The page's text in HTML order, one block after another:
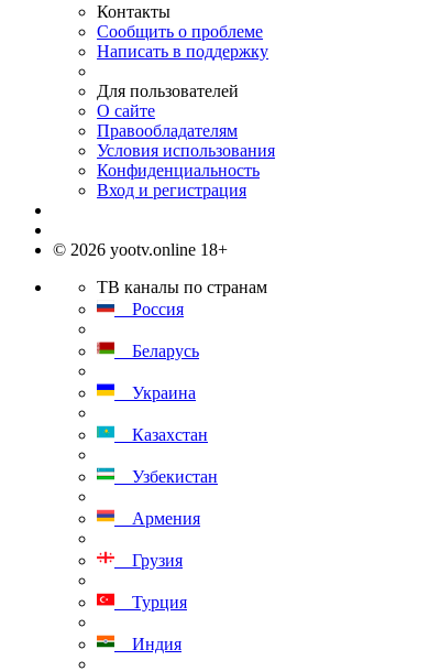
Контакты
Сообщить о проблеме
Написать в поддержку
Для пользователей
О сайте
Правообладателям
Условия использования
Конфиденциальность
Вход и регистрация
© 2026 yootv.online 18+
ТВ каналы по странам
Россия
Беларусь
Украина
Казахстан
Узбекистан
Армения
Грузия
Турция
Индия